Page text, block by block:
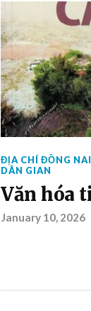
ĐỊA CHÍ ĐỒNG NAI
DÂN GIAN
Văn hóa
January 10, 2026